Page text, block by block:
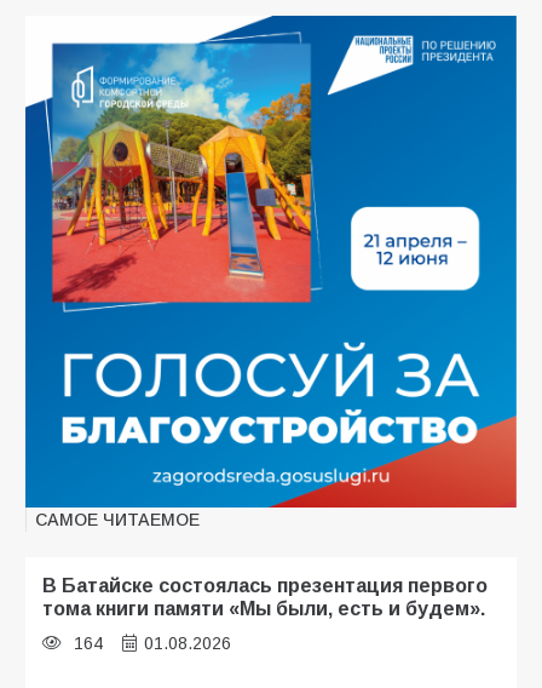
САМОЕ ЧИТАЕМОЕ
В Батайске состоялась презентация первого
тома книги памяти «Мы были, есть и будем».
164 01.08.2026